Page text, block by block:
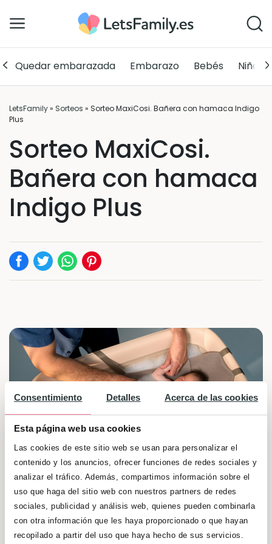
Consentimiento Detalles Acerca de las cookies
Esta página web usa cookies
Las cookies de este sitio web se usan para personalizar el
contenido y los anuncios, ofrecer funciones de redes sociales y
analizar el tráfico. Además, compartimos información sobre el
uso que haga del sitio web con nuestros partners de redes
sociales, publicidad y análisis web, quienes pueden combinarla
con otra información que les haya proporcionado o que hayan
recopilado a partir del uso que haya hecho de sus servicios.
Quedar embarazada Embarazo Bebés Niños
LetsFamily» Sorteos » Sorteo MaxiCosi. Bañera con hamaca Indigo
Plus
Sorteo MaxiCosi.
Bañera con hamaca
Indigo Plus
¡El primer baño de tu bebé es especial!
Sorteamos una Bañera Maxi-Cosi Indigo Plus